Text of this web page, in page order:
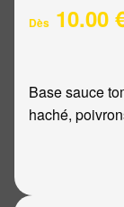
Dès 10.00
Base sauce
haché,